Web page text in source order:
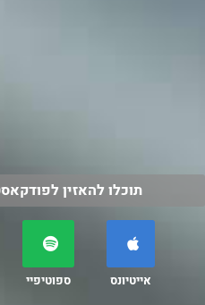
תוכלו להאזין
אייטיונס ספוטיפיי